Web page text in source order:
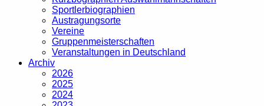
Sportlerbiographien
Austragungsorte
Vereine
Gruppenmeisterschaften
Veranstaltungen in Deutschland
Archiv
2026
2025
2024